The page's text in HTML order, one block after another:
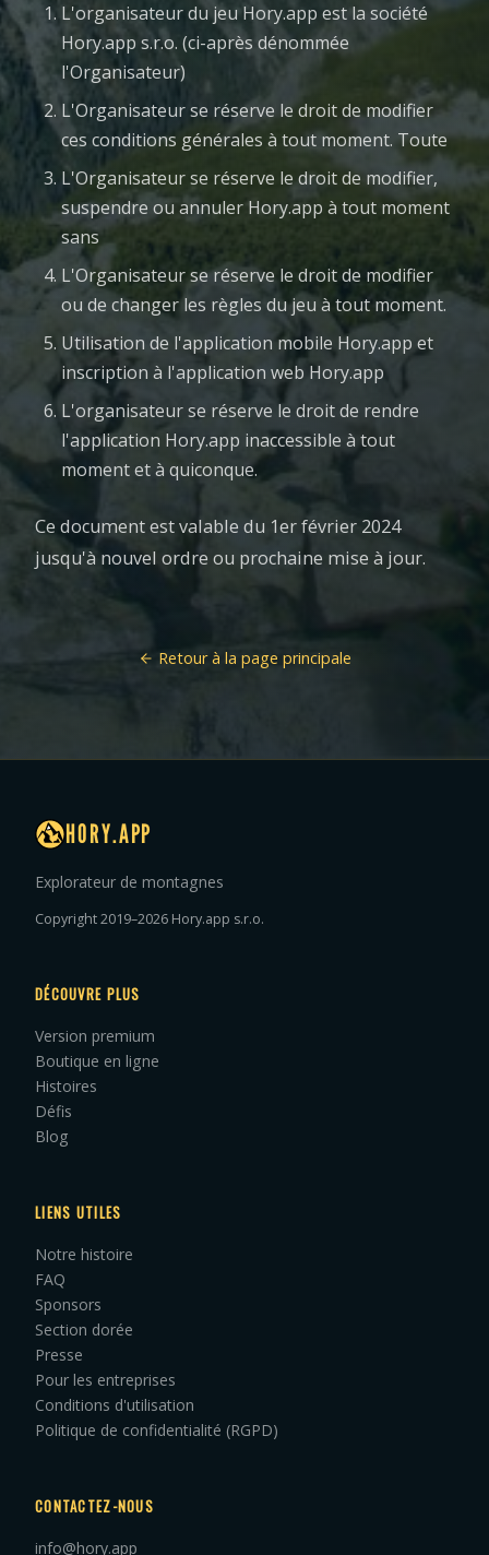
L'organisateur du jeu Hory.app est la société
Hory.app s.r.o. (ci-après dénommée
l'Organisateur)
L'Organisateur se réserve le droit de modifier
ces conditions générales à tout moment. Toute
L'Organisateur se réserve le droit de modifier,
suspendre ou annuler Hory.app à tout moment
sans
L'Organisateur se réserve le droit de modifier
ou de changer les règles du jeu à tout moment.
Utilisation de l'application mobile Hory.app et
inscription à l'application web Hory.app
L'organisateur se réserve le droit de rendre
l'application Hory.app inaccessible à tout
moment et à quiconque.
Ce document est valable du 1er février 2024
jusqu'à nouvel ordre ou prochaine mise à jour.
Retour à la page principale
HORY.APP
Explorateur de montagnes
Copyright 2019–2026 Hory.app s.r.o.
DÉCOUVRE PLUS
Version premium
Boutique en ligne
Histoires
Défis
Blog
LIENS UTILES
Notre histoire
FAQ
Sponsors
Section dorée
Presse
Pour les entreprises
Conditions d'utilisation
Politique de confidentialité (RGPD)
CONTACTEZ-NOUS
info@hory.app